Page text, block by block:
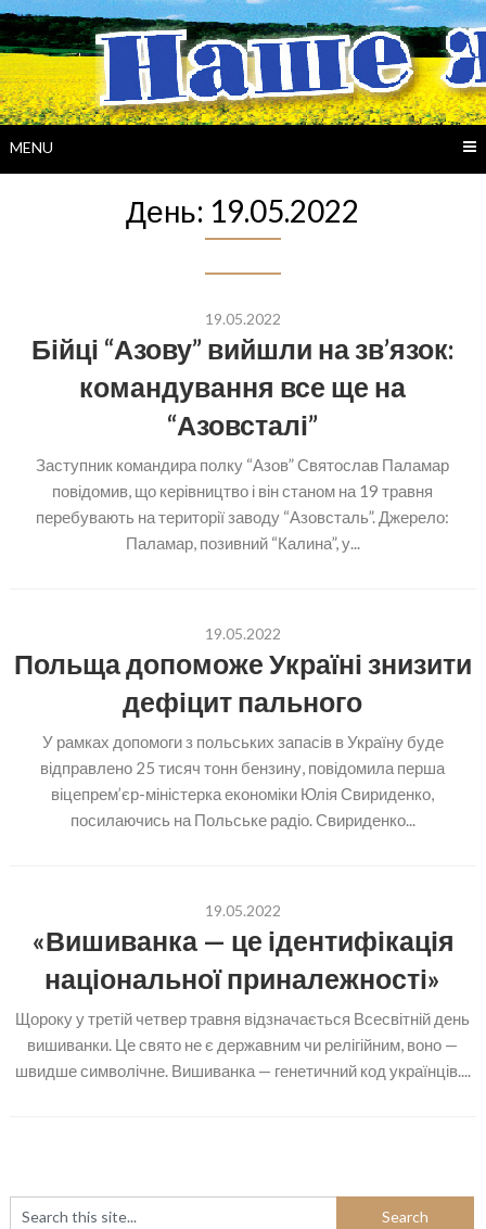
Skip
to
content
MENU
День: 19.05.2022
19.05.2022
Бійці “Азову” вийшли на зв’язок:
командування все ще на
“Азовсталі”
Заступник командира полку “Азов” Святослав Паламар
повідомив, що керівництво і він станом на 19 травня
перебувають на території заводу “Азовсталь”. Джерело:
Паламар, позивний “Калина”, у...
19.05.2022
Польща допоможе Україні знизити
дефіцит пального
У рамках допомоги з польських запасів в Україну буде
відправлено 25 тисяч тонн бензину, повідомила перша
віцепрем’єр-міністерка економіки Юлія Свириденко,
посилаючись на Польське радіо. Свириденко...
19.05.2022
«Вишиванка — це ідентифікація
національної приналежності»
Щороку у третій четвер травня відзначається Всесвітній день
вишиванки. Це свято не є державним чи релігійним, воно —
швидше символічне. Вишиванка — генетичний код українців....